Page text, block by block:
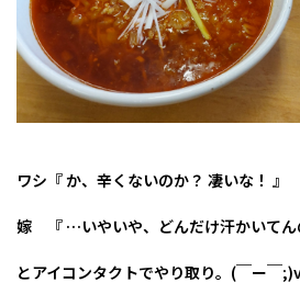
ワシ『 か、辛くないのか？ 凄いな！ 』
嫁 『 …いやいや、どんだけ汗かいてん
とアイコンタクトでやり取り。(￣ー￣